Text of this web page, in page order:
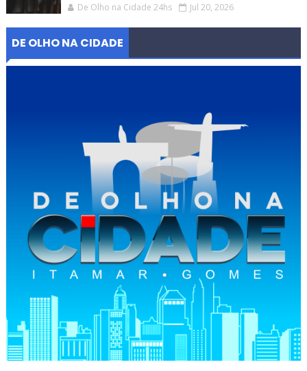
De Olho na Cidade 24hs Jul 20, 2026
DE OLHO NA CIDADE